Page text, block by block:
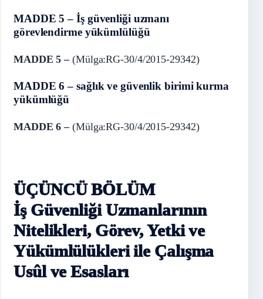
MADDE 5 – İş güvenliği uzmanı
görevlendirme yükümlülüğü
MADDE 5 –(Mülga:RG-30/4/2015-29342)
MADDE 6 – sağlık ve güvenlik birimi kurma
yükümlüğü
MADDE 6 –(Mülga:RG-30/4/2015-29342)
ÜÇÜNCÜ BÖLÜM
İş Güvenliği Uzmanlarının
Nitelikleri, Görev, Yetki ve
Yükümlülükleri ile Çalışma
Usûl ve Esasları